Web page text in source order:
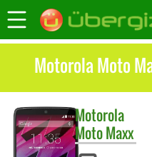
Motorola Moto
Motorola
Moto Maxx